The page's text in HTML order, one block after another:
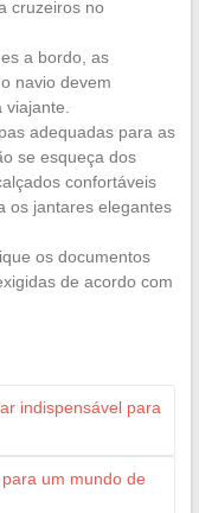
cruzeiros no
a bordo, as
navio devem
adequadas para as
se esqueça dos
confortáveis
os jantares elegantes
os documentos
de acordo com
indispensável para
um mundo de